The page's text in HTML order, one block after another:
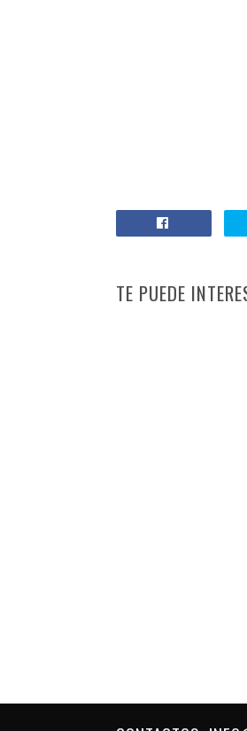
TE PUEDE